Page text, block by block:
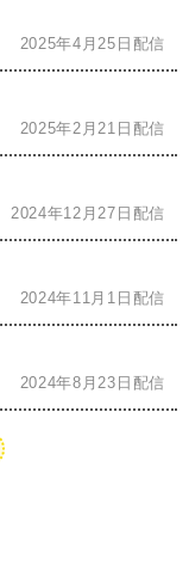
2025年4月25日配信
2025年2月21日配信
2024年12月27日配信
2024年11月1日配信
2024年8月23日配信